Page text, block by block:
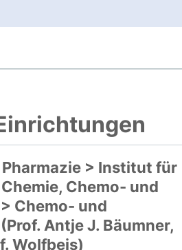
> Institut für
Chemo- und
Chemo- und
Antje J. Bäumner,
Wolfbeis)